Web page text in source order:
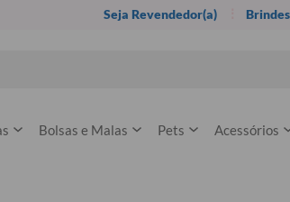
Seja Revendedor(a)
Bolsas e Malas Pets Acessórios